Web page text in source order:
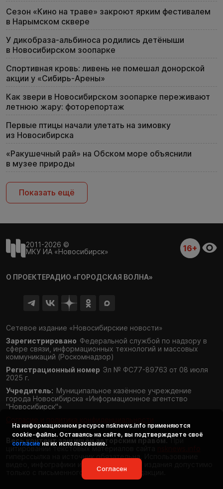
Сезон «Кино на траве» закроют ярким фестивалем
в Нарымском сквере
У дикобраза-альбиноса родились детёныши
в Новосибирском зоопарке
Спортивная кровь: ливень не помешал донорской
акции у «Сибирь-Арены»
Как звери в Новосибирском зоопарке переживают
летнюю жару: фоторепортаж
Первые птицы начали улетать на зимовку
из Новосибирска
«Ракушечный рай» на Обском море объяснили
в музее природы
Показать ещё
2011-2026 ©
МКУ ИА «Новосибирск»
16+
О ПРОЕКТЕРАДИО «ГОРОДСКАЯ ВОЛНА»
Сетевое издание «Новосибирские новости»
Зарегистрировано Федеральной службой по надзору в
сфере связи, информационных технологий и массовых
коммуникаций (Роскомнадзор)
Регистрационный номер Эл № ФС77-89763 от 08 июля
2025 г.
Учредитель: Муниципальное казённое учреждение
города Новосибирска «Информационное агентство
"Новосибирск"»
Весь контент защищён авторским правом. При
цитировании текстовых материалов сайта
гиперссылка на источник обязательна. Использование
видео, инфографики и фотоматериалов издания допустимо
только с письменного разрешения редакции.
На информационном ресурсе nsknews.info применяются
cookie-файлы. Оставаясь на сайте, вы подтверждаете своё
согласие на их использование.
Согласен